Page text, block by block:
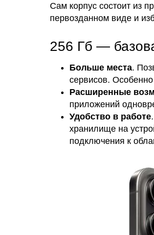
Сам корпус состоит из
первозданном виде и
256 Гб —
Больше места.
сервисов.
Расширенные
приложений
Удобство в работе
хранилище на
подключения к